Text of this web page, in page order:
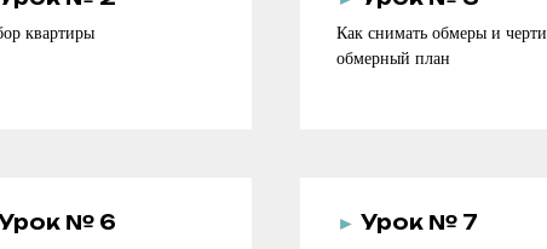
квартиры
Как снимать обмеры и
обмерный план
№ 6 ► Урок № 7